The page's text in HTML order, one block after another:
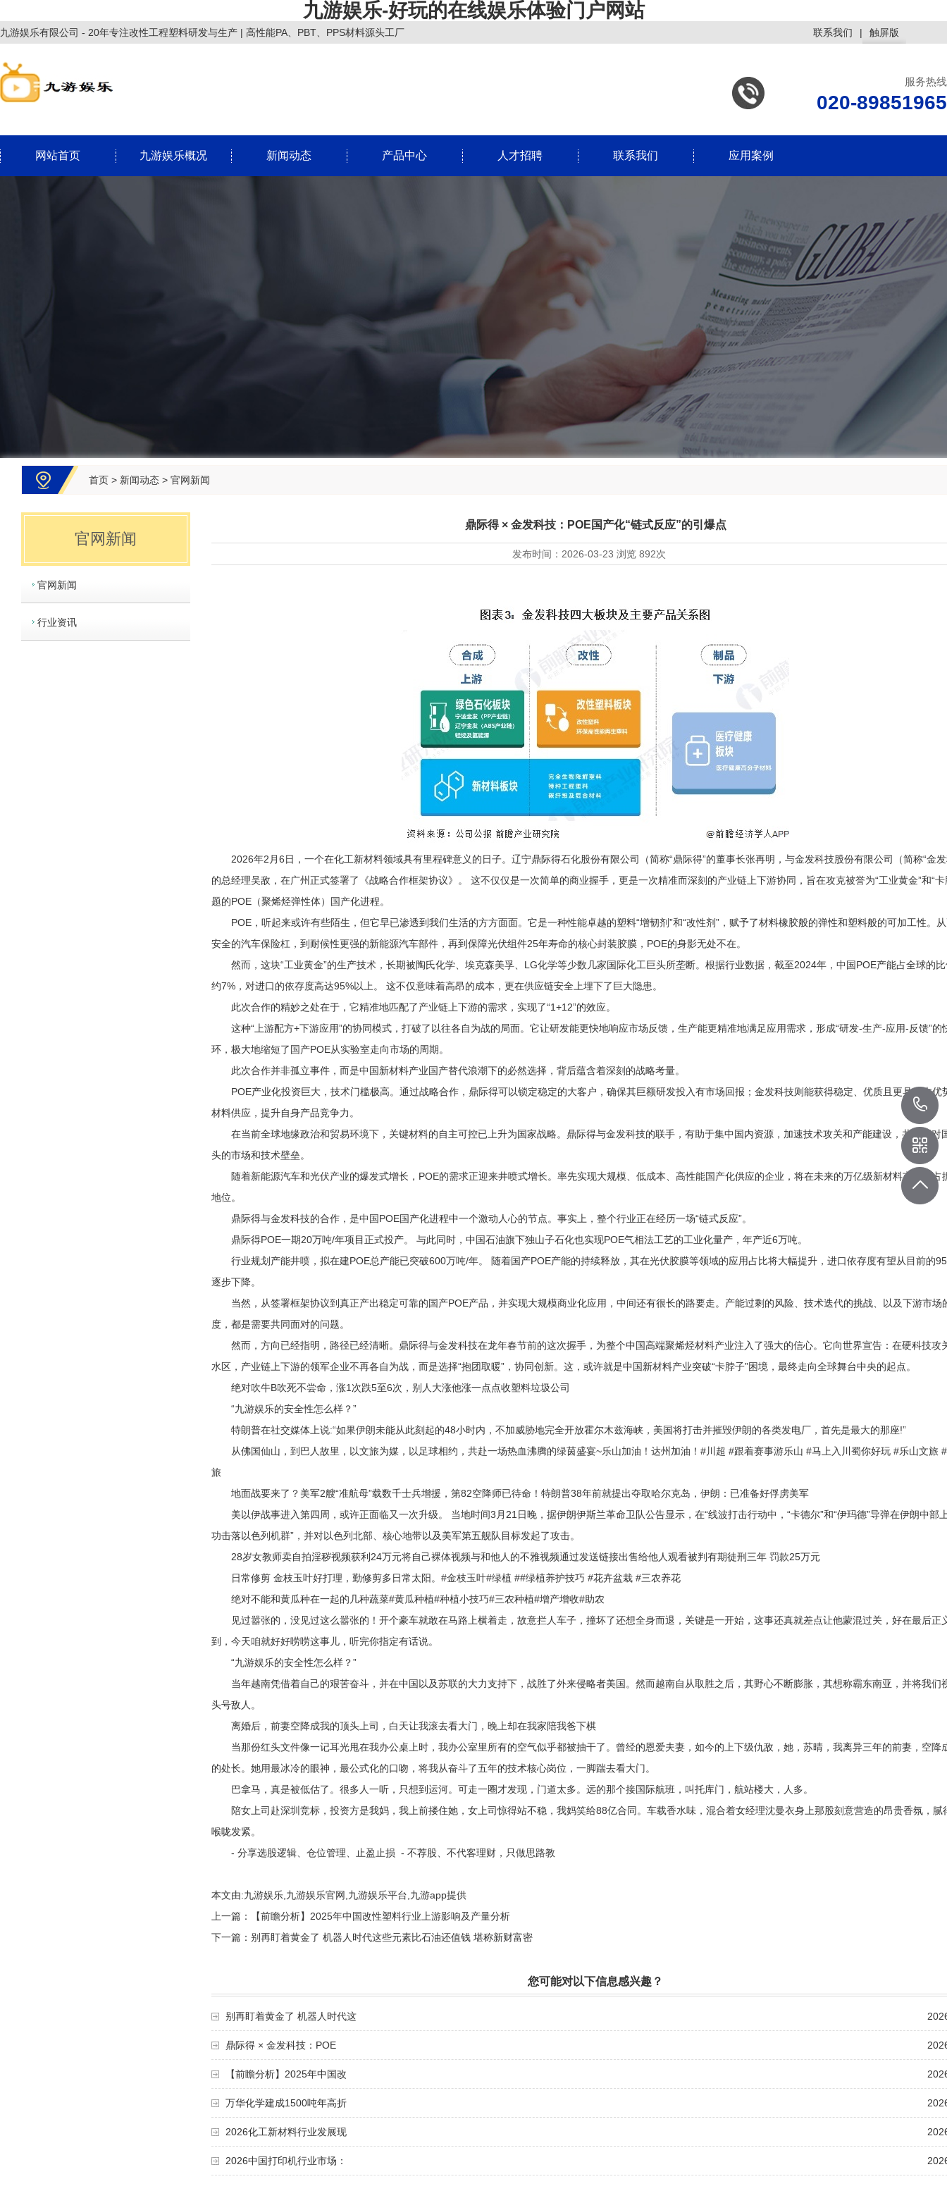
九游娱乐-好玩的在线娱乐体验门户网站
九游娱乐有限公司 - 20年专注改性工程塑料研发与生产 | 高性能PA、PBT、PPS材料源头工厂 联系我们 | 触屏版
服务热线
020-89851965
网站首页 九游娱乐概况 新闻动态 产品中心 人才招聘 联系我们 应用案例
首页 > 新闻动态 > 官网新闻
官网新闻
官网新闻
行业资讯
鼎际得 × 金发科技：POE国产化“链式反应”的引爆点
发布时间： 2026-03-23 浏览 892次
2026年2月6日，一个在化工新材料领域具有里程碑意义的日子。辽宁鼎际得石化股份有限公司（简称“鼎际得”的董事长张再明，与金发科技股份有限公司（简称“金发
的总经理吴敌，在广州正式签署了《战略合作框架协议》。 这不仅仅是一次简单的商业握手，更是一次精准而深刻的产业链上下游协同，旨在攻克被誉为“工业黄金”和“卡
题的POE（聚烯烃弹性体）国产化进程。
POE，听起来或许有些陌生，但它早已渗透到我们生活的方方面面。它是一种性能卓越的塑料“增韧剂”和“改性剂”，赋予了材料橡胶般的弹性和塑料般的可加工性。
安全的汽车保险杠，到耐候性更强的新能源汽车部件，再到保障光伏组件25年寿命的核心封装胶膜，POE的身影无处不在。
然而，这块“工业黄金”的生产技术，长期被陶氏化学、埃克森美孚、LG化学等少数几家国际化工巨头所垄断。根据行业数据，截至2024年，中国POE产能占全球的
约7%，对进口的依存度高达95%以上。 这不仅意味着高昂的成本，更在供应链安全上埋下了巨大隐患。
此次合作的精妙之处在于，它精准地匹配了产业链上下游的需求，实现了“1+12”的效应。
这种“上游配方+下游应用”的协同模式，打破了以往各自为战的局面。它让研发能更快地响应市场反馈，生产能更精准地满足应用需求，形成“研发-生产-应用-反馈”的
环，极大地缩短了国产POE从实验室走向市场的周期。
此次合作并非孤立事件，而是中国新材料产业国产替代浪潮下的必然选择，背后蕴含着深刻的战略考量。
POE产业化投资巨大，技术门槛极高。通过战略合作，鼎际得可以锁定稳定的大客户，确保其巨额研发投入有市场回报；金发科技则能获得稳定、优质且更具成本优
材料供应，提升自身产品竞争力。
在当前全球地缘政治和贸易环境下，关键材料的自主可控已上升为国家战略。鼎际得与金发科技的联手，有助于集中国内资源，加速技术攻关和产能建设，共同应对
头的市场和技术壁垒。
随着新能源汽车和光伏产业的爆发式增长，POE的需求正迎来井喷式增长。率先实现大规模、低成本、高性能国产化供应的企业，将在未来的万亿级新材料市场中占
地位。
鼎际得与金发科技的合作，是中国POE国产化进程中一个激动人心的节点。事实上，整个行业正在经历一场“链式反应”。
鼎际得POE一期20万吨/年项目正式投产。 与此同时，中国石油旗下独山子石化也实现POE气相法工艺的工业化量产，年产近6万吨。
行业规划产能井喷，拟在建POE总产能已突破600万吨/年。 随着国产POE产能的持续释放，其在光伏胶膜等领域的应用占比将大幅提升，进口依存度有望从目前的
逐步下降。
当然，从签署框架协议到真正产出稳定可靠的国产POE产品，并实现大规模商业化应用，中间还有很长的路要走。产能过剩的风险、技术迭代的挑战、以及下游市场
度，都是需要共同面对的问题。
然而，方向已经指明，路径已经清晰。鼎际得与金发科技在龙年春节前的这次握手，为整个中国高端聚烯烃材料产业注入了强大的信心。它向世界宣告：在硬科技攻
水区，产业链上下游的领军企业不再各自为战，而是选择“抱团取暖”，协同创新。这，或许就是中国新材料产业突破“卡脖子”困境，最终走向全球舞台中央的起点。
绝对吹牛B吹死不尝命，涨1次跌5至6次，别人大涨他涨一点点收塑料垃圾公司
“九游娱乐的安全性怎么样？”
特朗普在社交媒体上说:“如果伊朗未能从此刻起的48小时内，不加威胁地完全开放霍尔木兹海峡，美国将打击并摧毁伊朗的各类发电厂，首先是最大的那座!”
从佛国仙山，到巴人故里，以文旅为媒，以足球相约，共赴一场热血沸腾的绿茵盛宴~乐山加油！达州加油！#川超 #跟着赛事游乐山 #马上入川蜀你好玩 #乐山文旅
旅
地面战要来了？美军2艘“准航母”载数千士兵增援，第82空降师已待命！特朗普38年前就提出夺取哈尔克岛，伊朗：已准备好俘虏美军
美以伊战事进入第四周，或许正面临又一次升级。 当地时间3月21日晚，据伊朗伊斯兰革命卫队公告显示，在“线波打击行动中，“卡德尔”和“伊玛德”导弹在伊朗中部
功击落以色列机群”，并对以色列北部、核心地带以及美军第五舰队目标发起了攻击。
28岁女教师卖自拍淫秽视频获利24万元将自己裸体视频与和他人的不雅视频通过发送链接出售给他人观看被判有期徒刑三年 罚款25万元
日常修剪 金枝玉叶好打理，勤修剪多日常太阳。#金枝玉叶#绿植 ##绿植养护技巧 #花卉盆栽 #三农养花
绝对不能和黄瓜种在一起的几种蔬菜#黄瓜种植#种植小技巧#三农种植#增产增收#助农
见过嚣张的，没见过这么嚣张的！开个豪车就敢在马路上横着走，故意拦人车子，撞坏了还想全身而退，关键是一开始，这事还真就差点让他蒙混过关，好在最后正
到，今天咱就好好唠唠这事儿，听完你指定有话说。
“九游娱乐的安全性怎么样？”
当年越南凭借着自己的艰苦奋斗，并在中国以及苏联的大力支持下，战胜了外来侵略者美国。然而越南自从取胜之后，其野心不断膨胀，其想称霸东南亚，并将我们
头号敌人。
离婚后，前妻空降成我的顶头上司，白天让我滚去看大门，晚上却在我家陪我爸下棋
当那份红头文件像一记耳光甩在我办公桌上时，我办公室里所有的空气似乎都被抽干了。曾经的恩爱夫妻，如今的上下级仇敌，她，苏晴，我离异三年的前妻，空降
的处长。她用最冰冷的眼神，最公式化的口吻，将我从奋斗了五年的技术核心岗位，一脚踹去看大门。
巴拿马，真是被低估了。很多人一听，只想到运河。可走一圈才发现，门道太多。远的那个接国际航班，叫托库门，航站楼大，人多。
陪女上司赴深圳竞标，投资方是我妈，我上前搂住她，女上司惊得站不稳，我妈笑给88亿合同。车载香水味，混合着女经理沈曼衣身上那股刻意营造的昂贵香氛，腻
喉咙发紧。
- 分享选股逻辑、仓位管理、止盈止损 - 不荐股、不代客理财，只做思路教
本文由:九游娱乐,九游娱乐官网,九游娱乐平台,九游app提供
上一篇：
【前瞻分析】2025年中国改性塑料行业上游影响及产量分析
下一篇： 别再盯着黄金了 机器人时代这些元素比石油还值钱 堪称新财富密
您可能对以下信息感兴趣？
别再盯着黄金了 机器人时代这
鼎际得 × 金发科技：POE
【前瞻分析】2025年中国改
万华化学建成1500吨年高折
2026化工新材料行业发展现
2026中国打印机行业市场：